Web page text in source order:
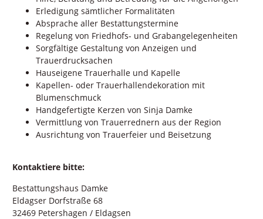
Erledigung sämtlicher Formalitäten
Absprache aller Bestattungstermine
Regelung von Friedhofs- und Grabangelegenheiten
Sorgfältige Gestaltung von Anzeigen und
Trauerdrucksachen
Hauseigene Trauerhalle und Kapelle
Kapellen- oder Trauerhallendekoration mit
Blumenschmuck
Handgefertigte Kerzen von Sinja Damke
Vermittlung von Trauerrednern aus der Region
Ausrichtung von Trauerfeier und Beisetzung
Kontaktiere bitte:
Bestattungshaus Damke
Eldagser Dorfstraße 68
32469 Petershagen / Eldagsen